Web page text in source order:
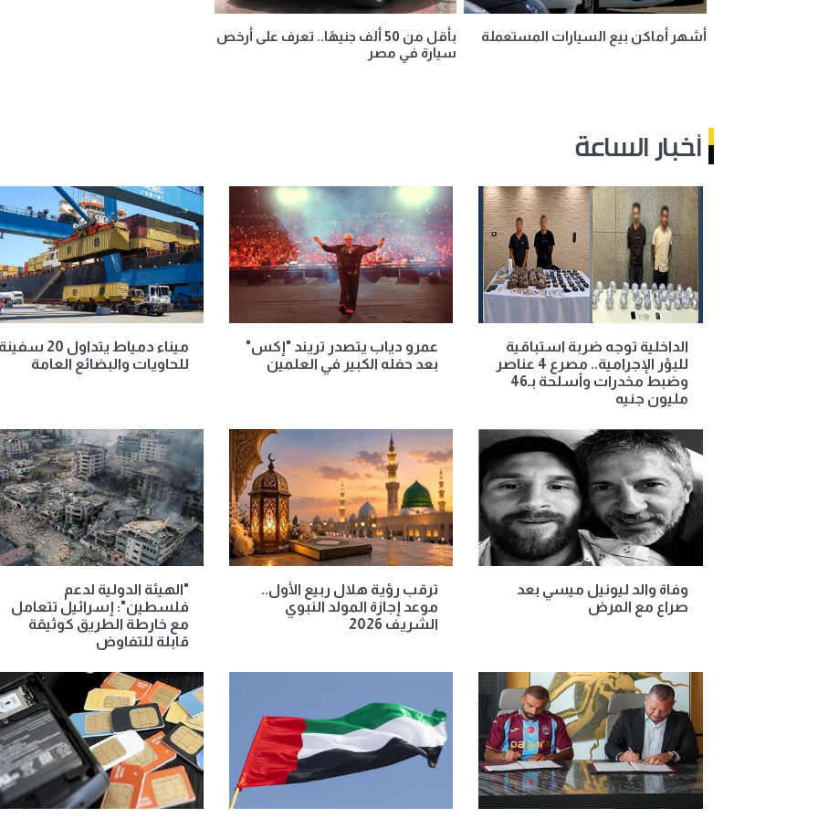
أشهر أماكن بيع السيارات المستعملة
بأقل من 50 ألف جنيهًا.. تعرف على أرخص
سيارة في مصر
أخبار الساعة
الداخلية توجه ضربة استباقية
للبؤر الإجرامية.. مصرع 4 عناصر
وضبط مخدرات وأسلحة بـ46
مليون جنيه
عمرو دياب يتصدر تريند "إكس"
بعد حفله الكبير في العلمين
ميناء دمياط يتداول 20
للحاويات والبضائع العامة
وفاة والد ليونيل ميسي بعد
صراع مع المرض
ترقب رؤية هلال ربيع الأول..
موعد إجازة المولد النبوي
الشريف 2026
"الهيئة الدولية لدعم
فلسطين": إسرائيل تتعامل
مع خارطة الطريق كوثيقة
قابلة للتفاوض